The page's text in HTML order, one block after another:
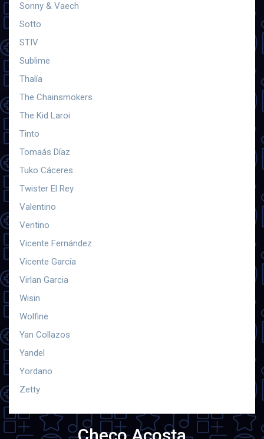
Sonny & Vaech
Sotto
STIV
Sublime
Thalía
The Chainsmokers
The Kid Laroi
Tinto
Tomaás Díaz
Tuko Cáceres
Twister El Rey
Valentino
Ventino
Vicente Fernández
Vicente García
Virlan Garcia
Wisin
Wolfine
Yan Collazos
Yandel
Yordano
Zetty